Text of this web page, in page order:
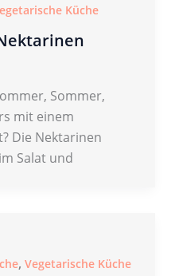
Küche
Sommer,
mit einem
Die Nektarinen
Salat und
, Vegetarische Küche